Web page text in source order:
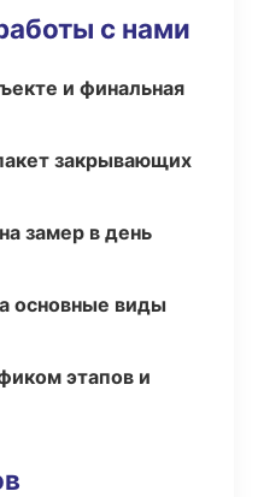
с нами
и финальная
закрывающих
замер в день
основные виды
этапов и